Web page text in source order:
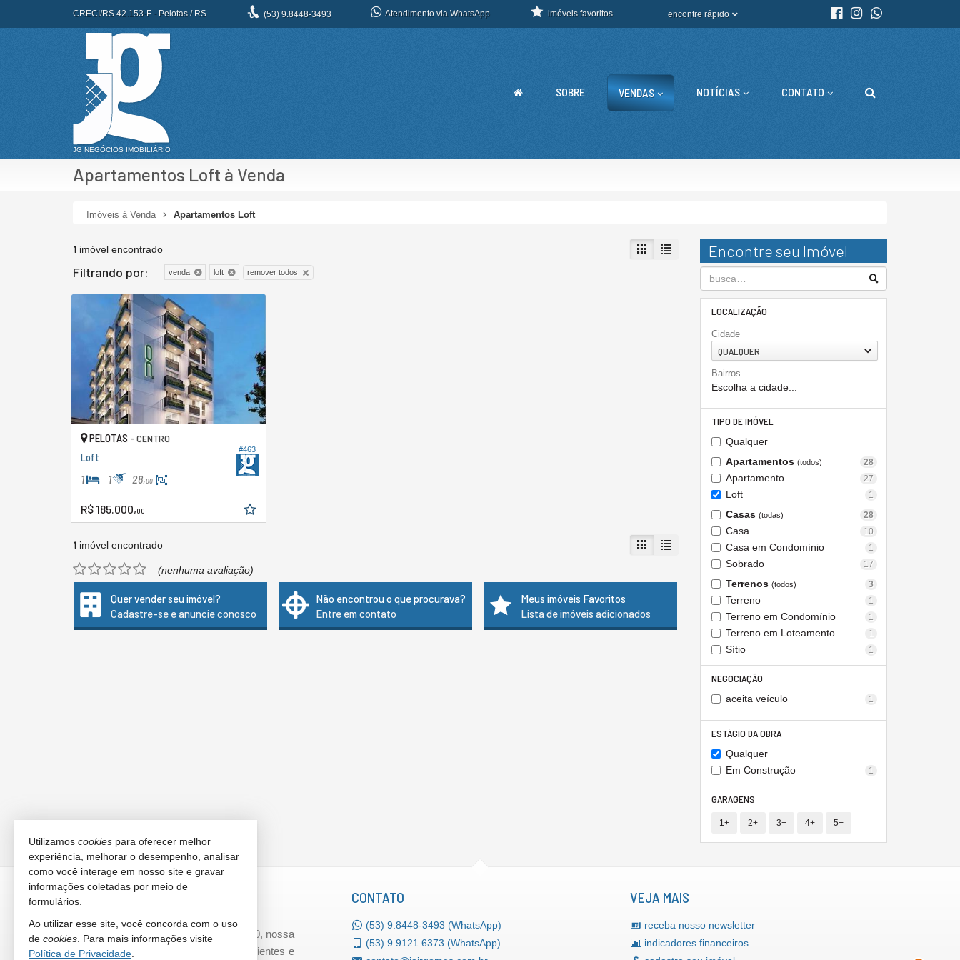
CRECI/RS 42.153-F - Pelotas / RS (53) 9.8448-3493 Atendimento via WhatsApp encontre rápido
imóveis favoritos
SOBRE VENDAS NOTÍCIAS CONTATO
Apartamentos Loft à Venda
Imóveis à Venda Apartamentos Loft
Encontre seu Imóvel
LOCALIZAÇÃO
Cidade
QUALQUER
Bairros
Escolha a cidade...
TIPO DE IMÓVEL
Qualquer
Apartamentos (todos) 28
Apartamento 27
Loft 1
Casas (todas) 28
Casa 10
Casa em Condomínio 1
Sobrado 17
Terrenos (todos) 3
Terreno 1
Terreno em Condomínio 1
Terreno em Loteamento 1
Sítio 1
NEGOCIAÇÃO
aceita veículo 1
ESTÁGIO DA OBRA
Qualquer
Em Construção
1
GARAGENS
1+ 2+ 3+ 4+ 5+
1 imóvel encontrado
Filtrando por: venda loft remover todos
#463
PELOTAS - CENTRO
Loft
1 1 28,00
R$ 185.000,00
1 imóvel encontrado
(nenhuma avaliação)
Quer vender seu imóvel?
Cadastre-se e anuncie conosco
Não encontrou o que procurava?
Entre em contato
Meus imóveis Favoritos
Lista de imóveis adicionados
JAIR GOMES
Atuando no ramo imobiliário desde 2010, nossa
equipe é formada por corretores experientes e
CONTATO
(53) 9.8448-3493 (WhatsApp)
(53) 9.9121.6373 (WhatsApp)
VEJA MAIS
receba nosso newsletter
indicadores financeiros
Utilizamos cookies para oferecer melhor
experiência, melhorar o desempenho, analisar
como você interage em nosso site e gravar
informações coletadas por meio de
formulários.
Ao utilizar esse site, você concorda com o uso
de cookies . Para mais informações visite
Política de Privacidade